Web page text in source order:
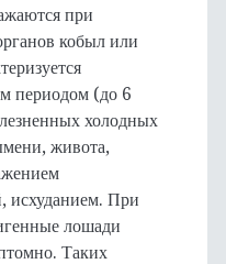
при
кобыл или
периодом (до 6
холодных
живота,
исхуданием. При
лошади
Таких